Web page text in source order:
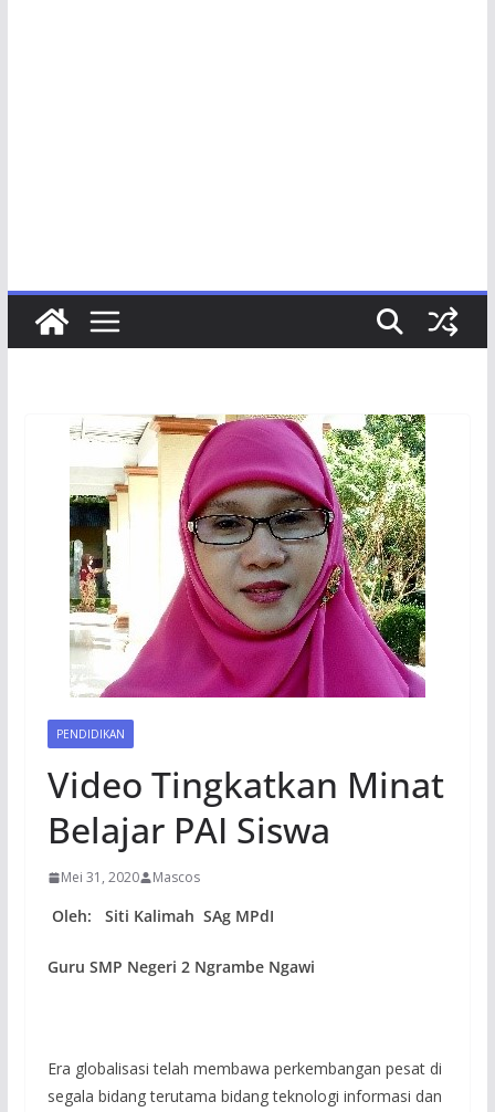
PENDIDIKAN
Video Tingkatkan Minat
Belajar PAI Siswa
Mei 31, 2020 Mascos
Oleh: Siti Kalimah SAg MPdI
Guru SMP Negeri 2 Ngrambe Ngawi
Era globalisasi telah membawa perkembangan pesat di
segala bidang terutama bidang teknologi informasi dan